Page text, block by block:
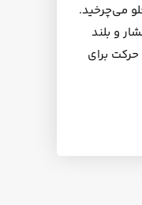
می‌چرخید.
و بلند
برای